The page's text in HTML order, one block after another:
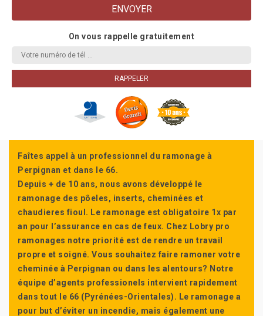
On vous rappelle gratuitement
Faîtes appel à un professionnel du ramonage à
Perpignan et dans le 66.
Depuis + de 10 ans, nous avons développé le
ramonage des pôeles, inserts, cheminées et
chaudieres fioul. Le ramonage est obligatoire 1x par
an pour l’assurance en cas de feux. Chez Lobry pro
ramonages notre priorité est de rendre un travail
propre et soigné. Vous souhaitez faire ramoner votre
cheminée à Perpignan ou dans les alentours? Notre
équipe d’agents professionels intervient rapidement
dans tout le 66 (Pyrénées-Orientales). Le ramonage a
pour but d’éviter un incendie, mais également une